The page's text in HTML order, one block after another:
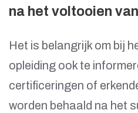
na het voltooien
Het is belangrijk om bij
opleiding ook te
certificeringen of
worden behaald na het